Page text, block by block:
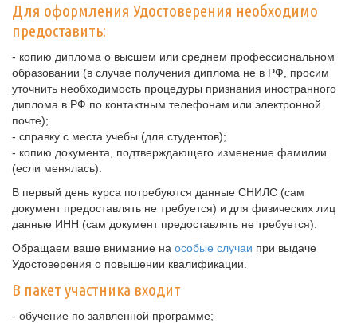
Для оформления Удостоверения необходимо
предоставить:
- копию диплома о высшем или среднем профессиональном
образовании (в случае получения диплома не в РФ, просим
уточнить необходимость процедуры признания иностранного
диплома в РФ по контактным телефонам или электронной
почте);
- справку с места учебы (для студентов);
- копию документа, подтверждающего изменение фамилии
(если менялась).
В первый день курса потребуются данные СНИЛС (сам
документ предоставлять не требуется) и для физических лиц
данные ИНН (сам документ предоставлять не требуется).
Обращаем ваше внимание на особые случаи при выдаче
Удостоверения о повышении квалификации.
В пакет участника входит
- обучение по заявленной программе;